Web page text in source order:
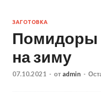
ЗАГОТОВКА
Помидоры
на зиму
07.10.2021 - от admin -